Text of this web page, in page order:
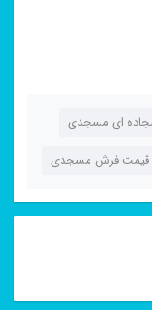
ای مسجدی
قیمت فرش مسجدی